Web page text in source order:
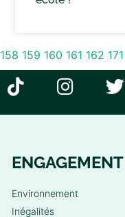
158 159 160 161 162 171
ENGAGEMENT
Environnement
Inégalités